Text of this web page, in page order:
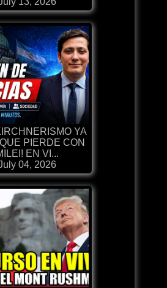
YA
PIERDE CON
EN VI...
04, 2026